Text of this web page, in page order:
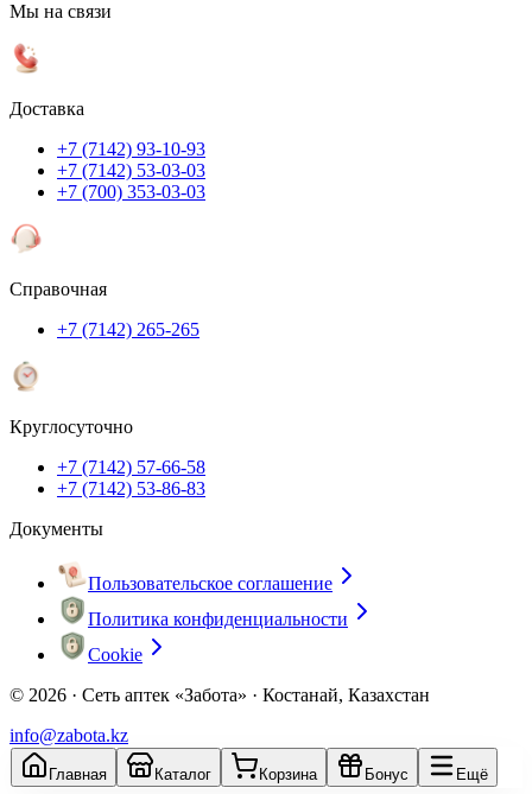
Мы на связи
Доставка
+7 (7142) 93-10-93
+7 (7142) 53-03-03
+7 (700) 353-03-03
Справочная
+7 (7142) 265-265
Круглосуточно
+7 (7142) 57-66-58
+7 (7142) 53-86-83
Документы
Пользовательское соглашение
Политика конфиденциальности
Cookie
© 2026 · Сеть аптек «Забота» · Костанай, Казахстан
info@zabota.kz
Главная Каталог Корзина Бонус Ещё